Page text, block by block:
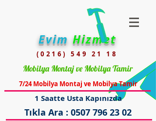
EvimHizmet
(0216) 549 21 18
Mobilya Montaj ve Mobilya Tamir
7/24 Mobilya Montaj ve Mobilya Tamir
1 Saatte Usta Kapınızda
Tıkla Ara : 0507 796 23 02